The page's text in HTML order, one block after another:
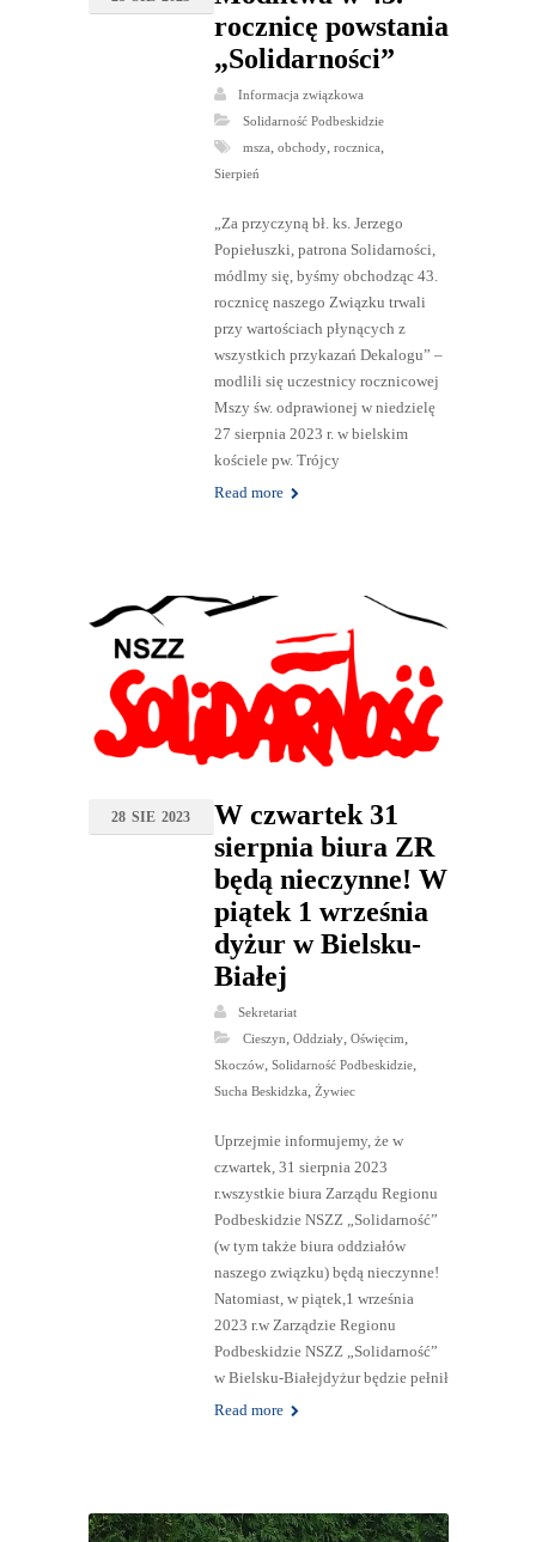
rocznicę powstania
„Solidarności”
Informacja związkowa
Solidarność Podbeskidzie
msza obchody, rocznica
Sierpień
„Za przyczyną bł. ks. Jerzego
Popiełuszki, patrona Solidarności,
módlmy się, byśmy obchodząc 43.
rocznicę naszego Związku trwali
przy wartościach płynących z
wszystkich przykazań Dekalogu” –
modlili się uczestnicy rocznicowej
Mszy św. odprawionej w niedzielę
27 sierpnia 2023 r. w bielskim
kościele pw. Trójcy
Read more
28 SIE 2023
W czwartek 31
sierpnia biura ZR
będą nieczynne! W
piątek 1 września
dyżur w Bielsku-
Białej
Sekretariat
Cieszyn, Oddziały, Oświęcim,
Skoczów, Solidarność Podbeskidzie,
Sucha Beskidzka, Żywiec
Uprzejmie informujemy, że w
czwartek, 31 sierpnia 2023
r.wszystkie biura Zarządu Regionu
Podbeskidzie NSZZ „Solidarność”
(w tym także biura oddziałów
naszego związku) będą nieczynne!
Natomiast, w piątek,1 września
2023 r.w Zarządzie Regionu
Podbeskidzie NSZZ „Solidarność”
w Bielsku-Białejdyżur będzie pełnił
Read more